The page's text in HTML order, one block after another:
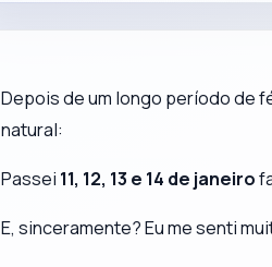
Depois de um longo período de
natural:
Passei 11, 12, 13 e 14 de janeiro
E, sinceramente? Eu me senti